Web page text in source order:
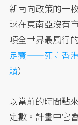
新南向政策的一
球在東南亞沒有
項全世界最風行
足賽——死守香
贖）
以當前的時間點
定數。計畫中它